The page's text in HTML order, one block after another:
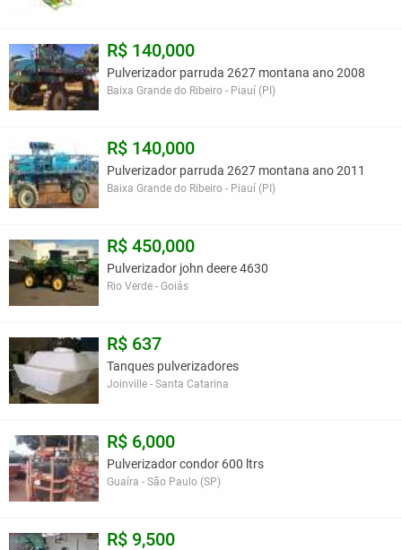
R$ 140,000
Pulverizador parruda 2627 montana ano 2008
Baixa Grande do Ribeiro - Piauí (PI)
R$ 140,000
Pulverizador parruda 2627 montana ano 2011
Baixa Grande do Ribeiro - Piauí (PI)
R$ 450,000
Pulverizador john deere 4630
Rio Verde - Goiás
R$ 637
Tanques pulverizadores
Joinville - Santa Catarina
R$ 6,000
Pulverizador condor 600 ltrs
Guaíra - São Paulo (SP)
R$ 9,500